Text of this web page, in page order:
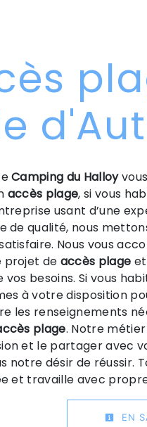
Camping du Halloy
accès plage, si vous
usant d’une
de qualité, nous
Nous vous
projet de accès plage
vos besoins. Si vous
à votre disposition
les renseignements
plage. Notre
et le partager avec
notre désir de réussir.
et travaille avec
EN